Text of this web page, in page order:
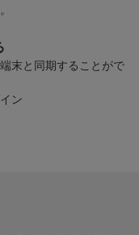
末と同期することがで
ン